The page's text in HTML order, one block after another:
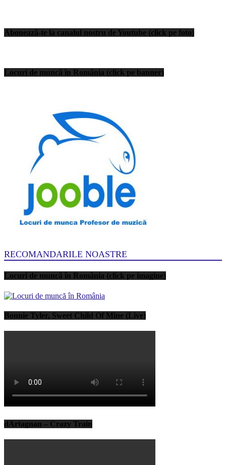
Abonează-te la canalul nostru de Youtube (click pe foto)
Locuri de muncă în România (click pe banner)
RECOMANDARILE NOASTRE
Locuri de muncă în România (click pe imagine)
Bonnie Tyler, Sweet Child Of Mine (Live)
dArtagnan – Crazy Train